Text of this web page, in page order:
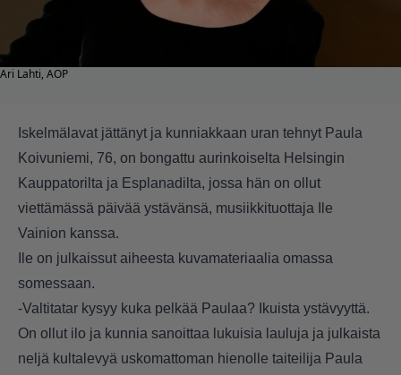
Ari Lahti, AOP
Iskelmälavat jättänyt ja kunniakkaan uran tehnyt Paula
Koivuniemi, 76, on bongattu aurinkoiselta Helsingin
Kauppatorilta ja Esplanadilta, jossa hän on ollut
viettämässä päivää ystävänsä, musiikkituottaja Ile
Vainion kanssa.
Ile on julkaissut aiheesta kuvamateriaalia omassa
somessaan.
-Valtitatar kysyy kuka pelkää Paulaa? Ikuista ystävyyttä.
On ollut ilo ja kunnia sanoittaa lukuisia lauluja ja julkaista
neljä kultalevyä uskomattoman hienolle taiteilija Paula